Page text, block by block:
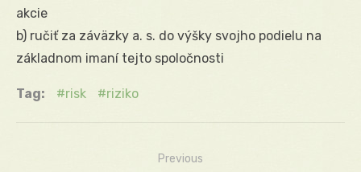
akcie
b) ručiť za záväzky a. s. do výšky svojho podielu na
základnom imaní tejto spoločnosti
Tag: risk riziko
Previous